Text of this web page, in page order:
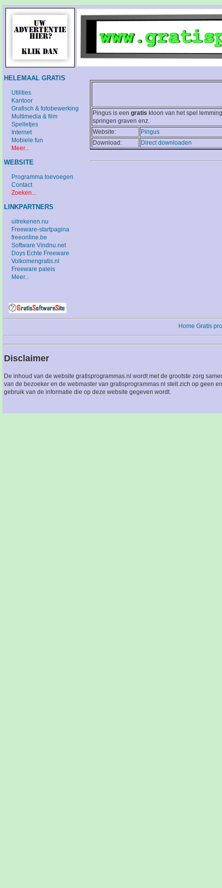
Pingus is een gratis kloon van het spel
springen graven enz.
Website:
Pingus
Download:
Direct downloaden
HELEMAAL GRATIS
Utilities
Kantoor
Grafisch & fotobewerking
Multimedia & film
Spelletjes
Internet
Mobiele fun
Meer...
WEBSITE
Programma toevoegen
Contact
Zoeken...
LINKPARTNERS
uitrekenen.nu
Freeware-startpagina
freeonline.be
Software Vindnu.net
Doys Echte Freeware
Volkomengratis.nl
Freeware paleis
Meer...
Home Gratis
Disclaimer
De inhoud van de website gratisprogrammas.nl wordt met de grootste zorg
van de bezoeker en de webmaster van gratisprogrammas.nl stelt zich op geen
gebruik van de informatie die op deze website gegeven wordt.